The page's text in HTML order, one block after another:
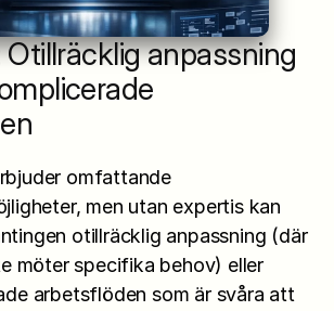
Otillräcklig anpassning
omfattande
men utan expertis kan
otillräcklig anpassning (där
möter specifika behov) eller
arbetsflöden som är svåra att